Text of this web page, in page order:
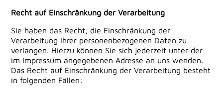
Recht auf Einschränkung der Verarbeitung
Sie haben das Recht, die Einschränkung der
Verarbeitung Ihrer personenbezogenen Daten zu
verlangen. Hierzu können Sie sich jederzeit unter der
im Impressum angegebenen Adresse an uns wenden.
Das Recht auf Einschränkung der Verarbeitung besteht
in folgenden Fällen: